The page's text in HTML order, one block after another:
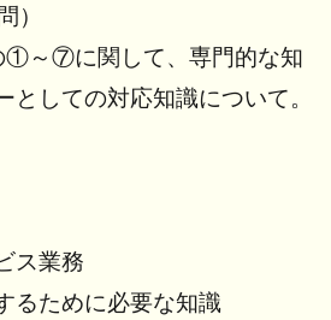
）
①～⑦に関して、専門的な知
としての対応知識について。
ス業務
るために必要な知識